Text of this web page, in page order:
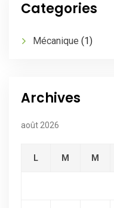
Categories
Mécanique (1)
Archives
août 2026
L M M